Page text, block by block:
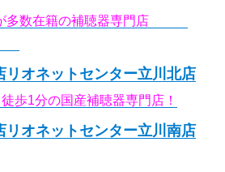
多数在籍の補聴器専門店
リオネットセンター立川北店
歩1分の国産補聴器専門店！
リオネットセンター立川南店